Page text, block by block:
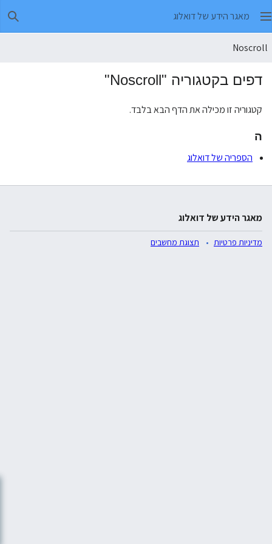
מאגר הידע של דואלוג
Noscroll
דפים בקטגוריה "Noscroll"
קטגוריה זו מכילה את הדף הבא בלבד.
ה
הספריה של דואלוג
מאגר הידע של דואלוג
מדיניות פרטיות תצוגת מחשבים